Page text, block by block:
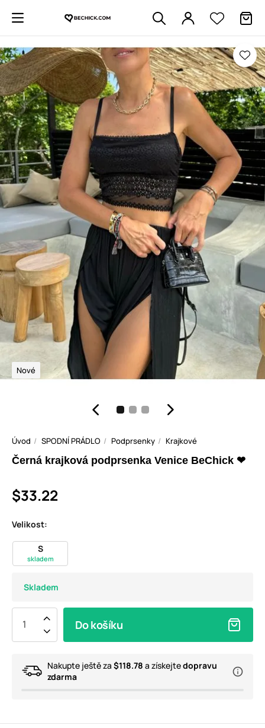
Nové
Úvod SPODNÍ PRÁDLO Podprsenky Krajkové
Černá krajková podprsenka Venice BeChick ❤
$33.22
Velikost:
S
skladem
Skladem
Do košíku
Nakupte ještě za $118.78 a získejtedopravu
zdarma